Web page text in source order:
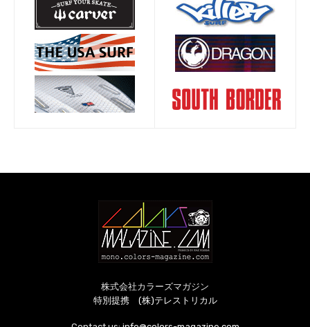
株式会社カラーズマガジン
特別提携 (株)テレストリカル